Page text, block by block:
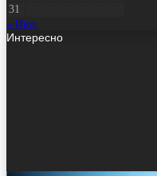
31
« Июл
Интересно